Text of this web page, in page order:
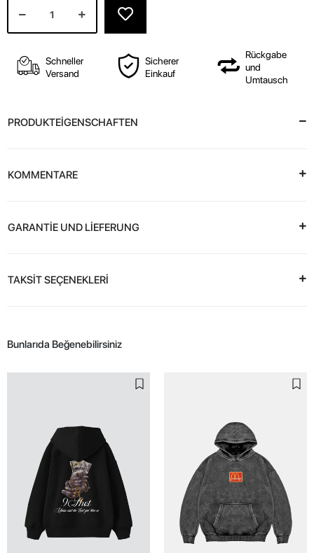
Schneller
Versand
Sicherer
Einkauf
Rückgabe
und
Umtausch
PRODUKTEİGENSCHAFTEN
KOMMENTARE
GARANTİE UND LİEFERUNG
TAKSİT SEÇENEKLERİ
Bunlarıda Beğenebilirsiniz